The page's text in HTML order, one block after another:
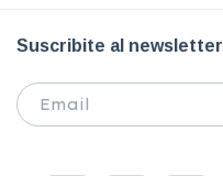
Suscribite al newsletter